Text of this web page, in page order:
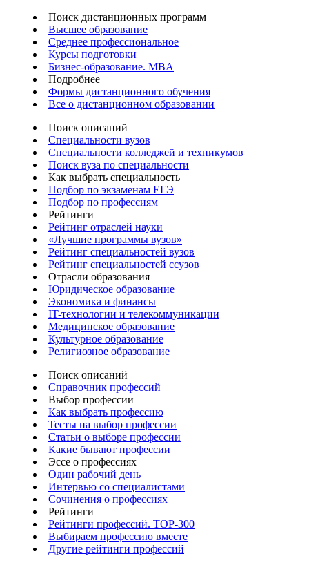
Поиск дистанционных программ
Высшее образование
Среднее профессиональное
Курсы подготовки
Бизнес-образование. MBA
Подробнее
Формы дистанционного обучения
Все о дистанционном образовании
Поиск описаний
Специальности вузов
Специальности колледжей и техникумов
Поиск вуза по специальности
Как выбрать специальность
Подбор по экзаменам ЕГЭ
Подбор по профессиям
Рейтинги
Рейтинг отраслей науки
«Лучшие программы вузов»
Рейтинг специальностей вузов
Рейтинг специальностей ссузов
Отрасли образования
Юридическое образование
Экономика и финансы
IT-технологии и телекоммуникации
Медицинское образование
Культурное образование
Религиозное образование
Поиск описаний
Справочник профессий
Выбор профессии
Как выбрать профессию
Тесты на выбор профессии
Статьи о выборе профессии
Какие бывают профессии
Эссе о профессиях
Один рабочий день
Интервью со специалистами
Сочинения о профессиях
Рейтинги
Рейтинги профессий. TOP-300
Выбираем профессию вместе
Другие рейтинги профессий